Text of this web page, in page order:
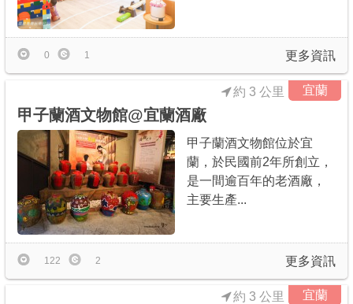
更多資訊
0 1
宜蘭
甲子蘭酒文物館@宜蘭酒廠
約 3 公里
甲子蘭酒文物館位於宜
蘭，於民國前2年所創立，
是一間逾百年的老酒廠，
主要生產...
更多資訊
122 2
宜蘭
約 3 公里